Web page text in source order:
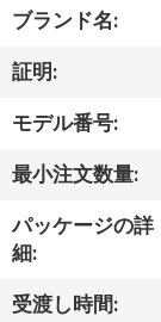
ク
ト
私
に
つ
ブランド名:
証明:
モデル番号:
最小注文数量:
パッケージの詳
細:
受渡し時間: